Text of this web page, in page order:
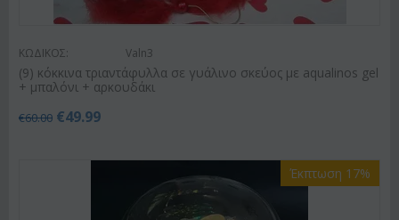
ΚΩΔΙΚΟΣ: Valn3
(9) κόκκινα τριαντάφυλλα σε γυάλινο σκεύος με aqualinos gel
+ μπαλόνι + αρκουδάκι
€60.00 €49.99
Έκπτωση 17%